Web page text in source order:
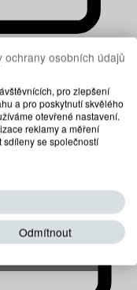
ochrany osobních údajů
pro zlepšení
a pro poskytnutí skvělého
otevřené nastavení.
reklamy a měření
sdíleny se společností
Odmítnout